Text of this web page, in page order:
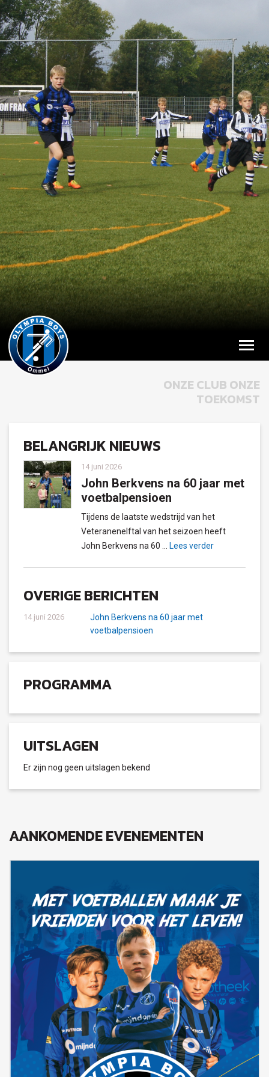
ONZE CLUB ONZE
TOEKOMST
BELANGRIJK NIEUWS
14 juni 2026
John Berkvens na 60 jaar met
voetbalpensioen
Tijdens de laatste wedstrijd van het
Veteranenelftal van het seizoen heeft
John Berkvens na 60 …
Lees verder
OVERIGE BERICHTEN
14 juni 2026
John Berkvens na 60 jaar met
voetbalpensioen
PROGRAMMA
UITSLAGEN
Er zijn nog geen uitslagen bekend
AANKOMENDE EVENEMENTEN